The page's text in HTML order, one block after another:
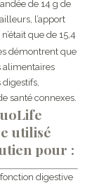
de 14 g de
l’apport
que de 15,4
démontrent que
alimentaires
santé connexes.
utilisé
pour :
digestive